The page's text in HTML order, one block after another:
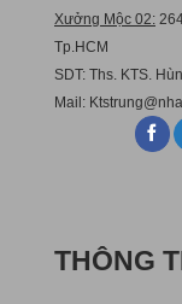
Xưởng Mộc 02:
Tp.HCM
SDT: Ths. KTS.
Mail: Ktstru
THÔNG